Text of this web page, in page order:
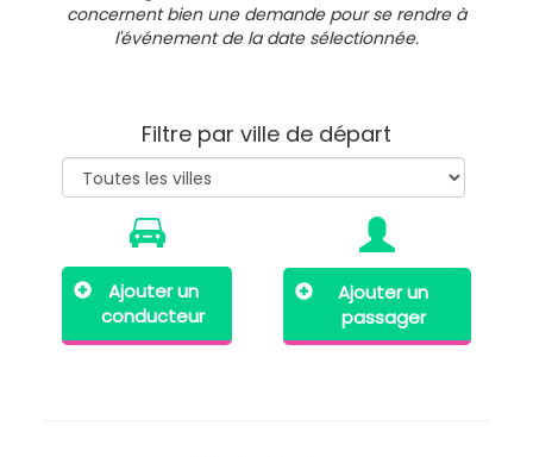
concernent bien une demande pour se rendre à
l'événement de la date sélectionnée.
Filtre par ville de départ
Ajouter un
conducteur
Ajouter un
passager